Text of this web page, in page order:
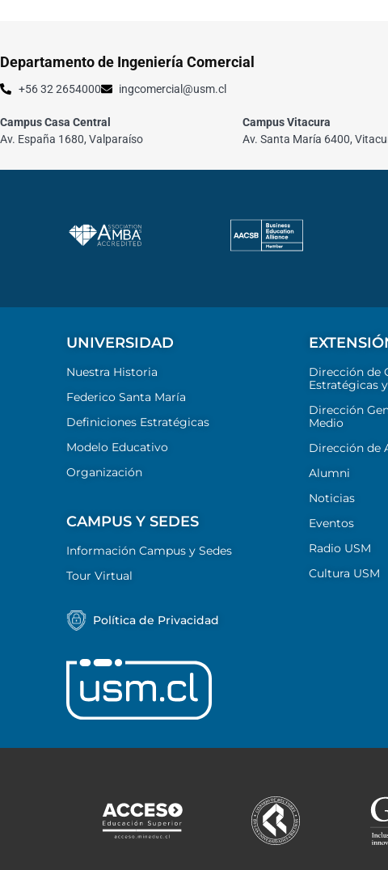
Departamento de Ingeniería Comercial
+56 32 2654000 ingcomercial@usm.cl
Campus Casa Central
Av. España 1680, Valparaíso
Campus Vitacura
Av. Santa María 6400,
UNIVERSIDAD
Nuestra Historia
Federico Santa María
Definiciones Estratégicas
Modelo Educativo
Organización
CAMPUS Y SEDES
Información Campus y Sedes
Tour Virtual
Política de Privacidad
Dirección de
Estratégicas
Dirección
Medio
Dirección de
Alumni
Noticias
Eventos
Radio USM
Cultura USM